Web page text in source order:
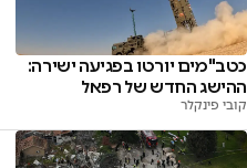
כטב"מים יורטו בפגיעה ישירה:
ההישג החדש של רפאל
קובי פינקלר